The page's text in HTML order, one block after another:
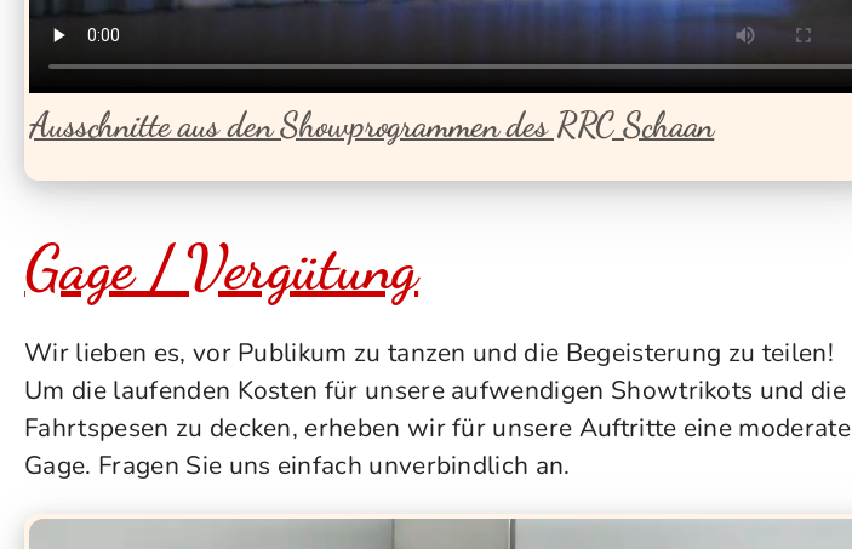
Ausschnitte aus den Showprogrammen des RRC Schaan
Gage / Vergütung
Wir lieben es, vor Publikum zu tanzen und die Begeisterung zu teilen!
Um die laufenden Kosten für unsere aufwendigen Showtrikots und die
Fahrtspesen zu decken, erheben wir für unsere Auftritte eine moderate
Gage. Fragen Sie uns einfach unverbindlich an.